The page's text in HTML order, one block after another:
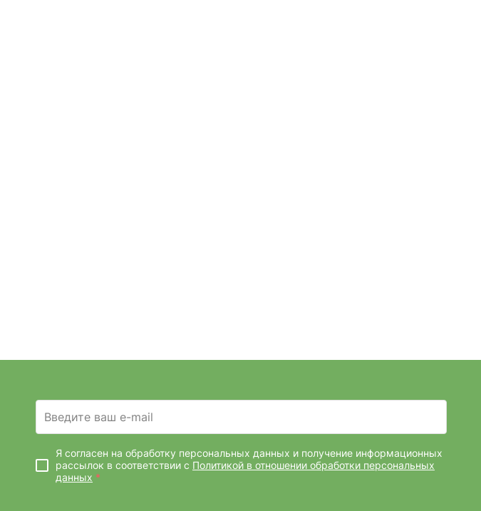
Введите ваш e-mail
Я согласен на обработку персональных данных и получение информационных
рассылок в соответствии с Политикой в отношении обработки персональных
данных *